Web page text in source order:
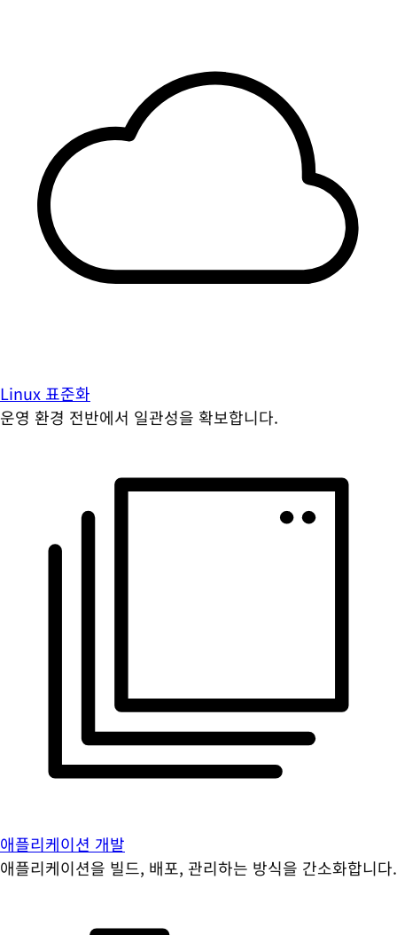
Linux 표준화
운영 환경 전반에서 일관성을 확보합니다.
애플리케이션 개발
애플리케이션을 빌드, 배포, 관리하는 방식을 간소화합니다.